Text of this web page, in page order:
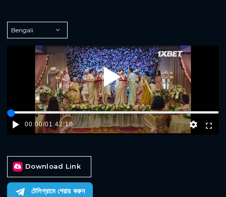
Play
00:00/01:42:10
Download Link
টেলিগ্রামে শেয়ার করুন